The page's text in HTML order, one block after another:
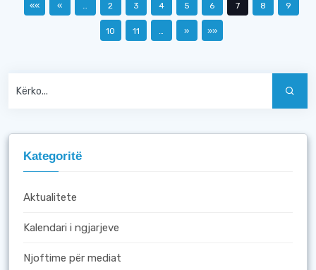
«« « … 2 3 4 5 6 7 8 9
10 11 … » »»
Kategoritë
Aktualitete
Kalendari i ngjarjeve
Njoftime për mediat